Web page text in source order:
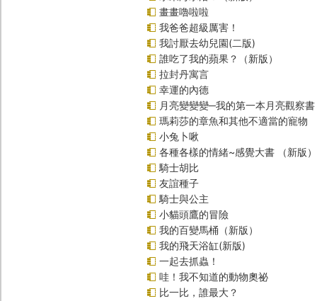
畫畫嚕啦啦
我爸爸超級厲害！
我討厭去幼兒園(二版)
誰吃了我的蘋果？（新版）
拉封丹寓言
幸運的內德
月亮變變變─我的第一本月亮觀察書
瑪莉莎的章魚和其他不適當的寵物
小兔卜啾
各種各樣的情緒~感覺大書 （新版）
騎士胡比
友誼種子
騎士與公主
小貓頭鷹的冒險
我的百變馬桶（新版）
我的飛天浴缸(新版)
一起去抓蟲！
哇！我不知道的動物奧祕
比一比，誰最大？